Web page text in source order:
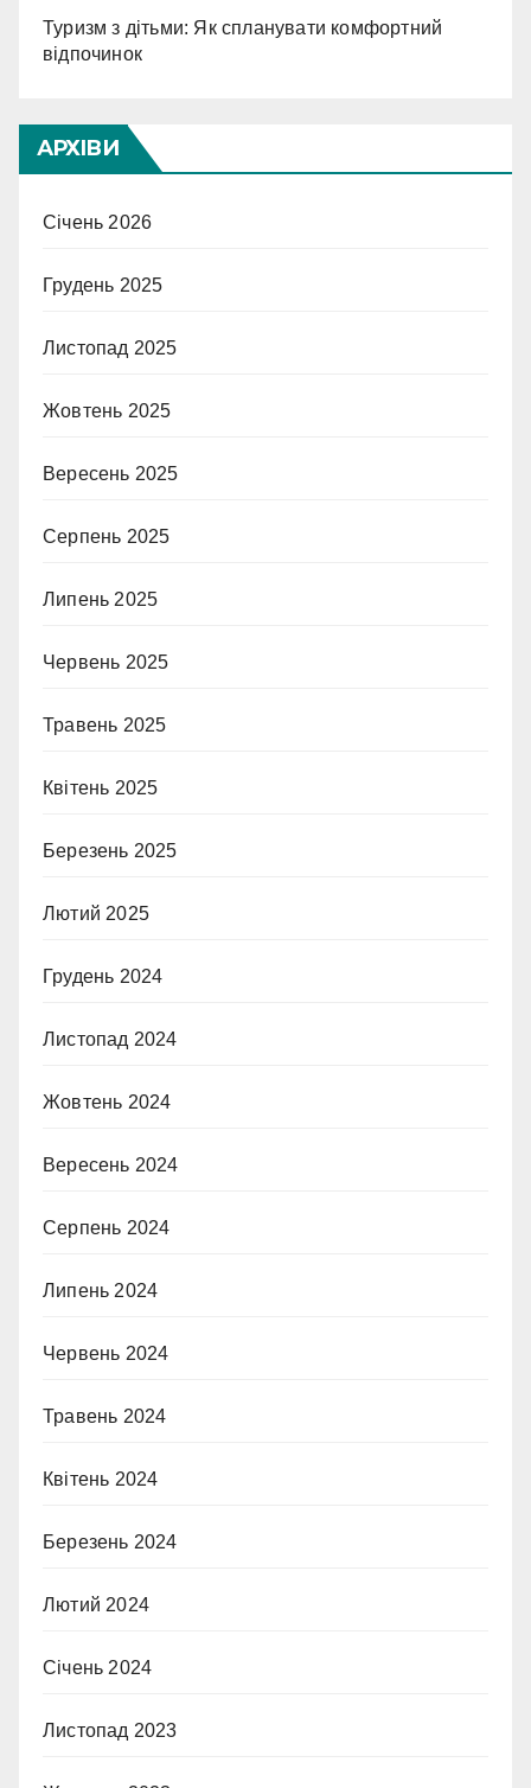
Туризм з дітьми: Як спланувати комфортний
відпочинок
АРХІВИ
Січень 2026
Грудень 2025
Листопад 2025
Жовтень 2025
Вересень 2025
Серпень 2025
Липень 2025
Червень 2025
Травень 2025
Квітень 2025
Березень 2025
Лютий 2025
Грудень 2024
Листопад 2024
Жовтень 2024
Вересень 2024
Серпень 2024
Липень 2024
Червень 2024
Травень 2024
Квітень 2024
Березень 2024
Лютий 2024
Січень 2024
Листопад 2023